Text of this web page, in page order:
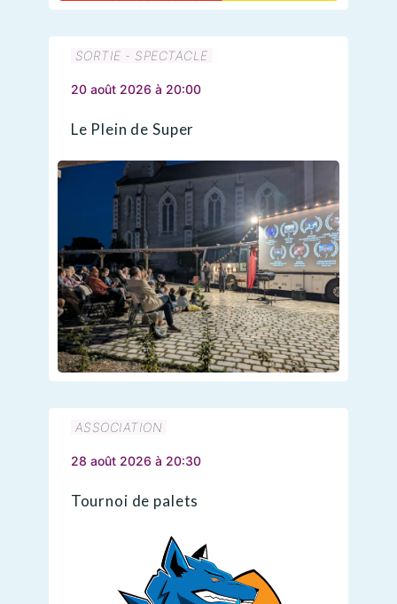
SORTIE - SPECTACLE
20 août 2026 à 20:00
Le Plein de Super
ASSOCIATION
28 août 2026 à 20:30
Tournoi de palets